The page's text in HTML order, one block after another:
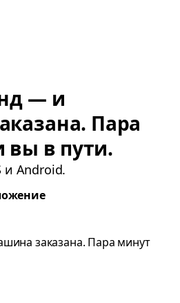
— и
Пара
в пути.
и Android.